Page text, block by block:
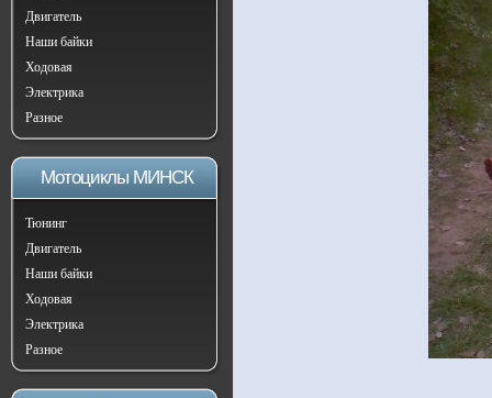
Двигатель
Наши байки
Ходовая
Электрика
Разное
Мотоциклы МИНСК
Тюнинг
Двигатель
Наши байки
Ходовая
Электрика
Разное